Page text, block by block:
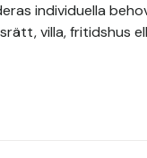
individuella
villa, fritidshus